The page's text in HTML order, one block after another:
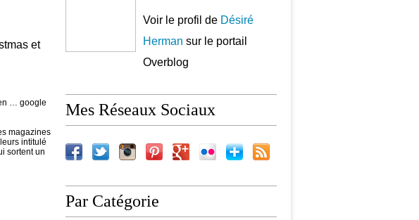
… google
magazines
intitulé
sortent un
Voir le profil de Désiré
Herman sur le portail
Overblog
Mes Réseaux Sociaux
Par Catégorie